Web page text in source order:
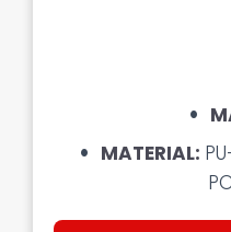
MATERIAL: